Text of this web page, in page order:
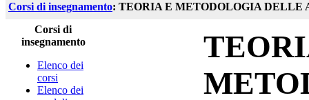
Corsi di insegnamento: TEORIA E METODOLOGIA DELLE
Corsi di
insegnamento
Elenco dei
corsi
Elenco dei